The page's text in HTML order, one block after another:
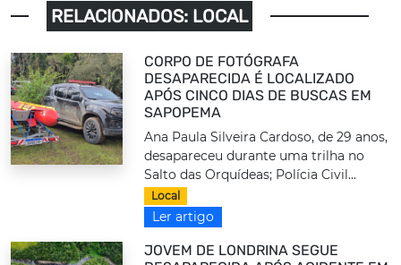
RELACIONADOS: LOCAL
CORPO DE FOTÓGRAFA
DESAPARECIDA É LOCALIZADO
APÓS CINCO DIAS DE BUSCAS EM
SAPOPEMA
Ana Paula Silveira Cardoso, de 29 anos,
desapareceu durante uma trilha no
Salto das Orquídeas; Polícia Civil...
Local
Ler artigo
JOVEM DE LONDRINA SEGUE